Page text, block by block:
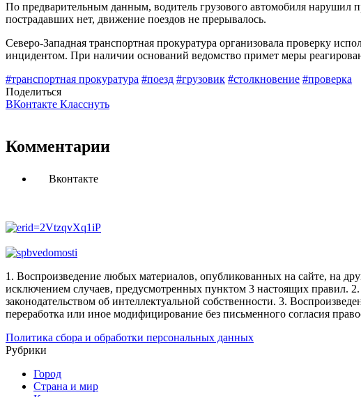
По предварительным данным, водитель грузового автомобиля нарушил
пострадавших нет, движение поездов не прерывалось.
Северо-Западная транспортная прокуратура организовала проверку
инцидентом. При наличии оснований ведомство примет меры
#транспортная прокуратура #поезд #грузовик #столкновение #проверка
Поделиться
ВКонтакте Класснуть
Комментарии
Вконтакте
1. Воспроизведение любых материалов, опубликованных на сайте, на
исключением случаев, предусмотренных пунктом 3 настоящих правил.
законодательством об интеллектуальной собственности. 3.
переработка или иное модифицирование без письменного согласия
Политика сбора и обработки персональных данных
Рубрики
Город
Страна и мир